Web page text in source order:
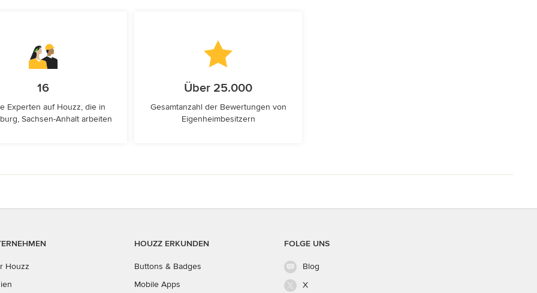
16
Experten auf Houzz, die in
Sachsen-Anhalt arbeiten
Über 25.000
Gesamtanzahl der Bewertungen von
Eigenheimbesitzern
Houzz
HOUZZ ERKUNDEN
Buttons & Badges
Mobile Apps
FOLGE UNS
Blog
X